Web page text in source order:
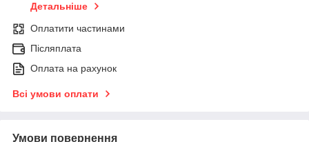
Детальніше
Оплатити частинами
Післяплата
Оплата на рахунок
Всі умови оплати
Умови повернення